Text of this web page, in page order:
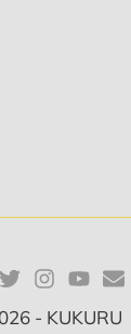
- KUKURU